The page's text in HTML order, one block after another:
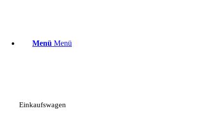
Menü Menü
Einkaufswagen